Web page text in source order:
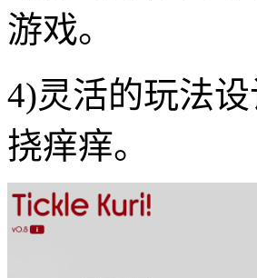
游戏。
4)灵活的玩法
挠痒痒。